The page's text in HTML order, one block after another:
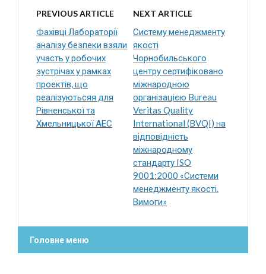
PREVIOUS ARTICLE
Фахівці Лабораторії
аналізу безпеки взяли
участь у робочих
зустрічах у рамках
проектів, що
реалізуютьсяя для
Рівненської та
Хмельницької АЕС
NEXT ARTICLE
Систему менеджменту
якості
Чорнобильського
центру сертифіковано
міжнародною
організацією Bureau
Veritas Quality
International (BVQI) на
відповідність
міжнародному
стандарту ISO
9001:2000 «Системи
менеджменту якості.
Вимоги»
Головне меню